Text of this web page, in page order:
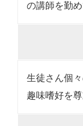
の講師を勤め
生徒さん個
趣味嗜好を